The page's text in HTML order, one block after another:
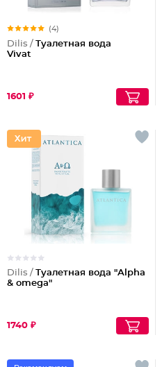
(4)
Dilis / Туалетная вода
Vivat
1601 ₽
Dilis / Туалетная вода "Alpha
& omega"
1740 ₽